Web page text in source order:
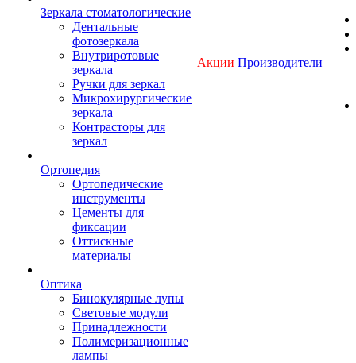
Зеркала стоматологические
Дентальные
фотозеркала
Внутриротовые
зеркала
Ручки для зеркал
Микрохирургические
зеркала
Контрасторы для
зеркал
Ортопедия
Ортопедические
инструменты
Цементы для
фиксации
Оттискные
материалы
Оптика
Бинокулярные лупы
Световые модули
Принадлежности
Полимеризационные
лампы
Акции Производители